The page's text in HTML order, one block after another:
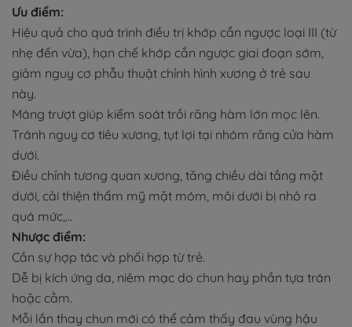
Ưu điểm:
Hiệu quả cho quá trình điều trị khớp cắn ngược loại III (từ
nhẹ đến vừa), hạn chế khớp cắn ngược giai đoạn sớm,
giảm nguy cơ phẫu thuật chỉnh hình xương ở trẻ sau
này.
Máng trượt giúp kiểm soát trồi răng hàm lớn mọc lên.
Tránh nguy cơ tiêu xương, tụt lợi tại nhóm răng cửa hàm
dưới.
Điều chỉnh tương quan xương, tăng chiều dài tầng mặt
dưới, cải thiện thẩm mỹ mặt móm, môi dưới bị nhô ra
quá mức,…
Nhược điểm:
Cần sự hợp tác và phối hợp từ trẻ.
Dễ bị kích ứng da, niêm mạc do chun hay phần tựa trán
hoặc cằm.
Mỗi lần thay chun mới có thể cảm thấy đau vùng hậu